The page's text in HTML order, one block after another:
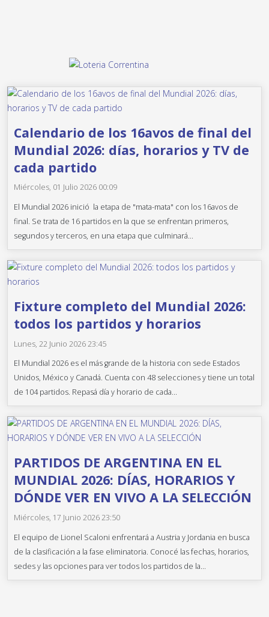
Calendario de los 16avos de final del
Mundial 2026: días, horarios y TV de
cada partido
Miércoles, 01 Julio 2026 00:09
El Mundial 2026 inició la etapa de "mata-mata" con los 16avos de
final. Se trata de 16 partidos en la que se enfrentan primeros,
segundos y terceros, en una etapa que culminará...
Fixture completo del Mundial 2026:
todos los partidos y horarios
Lunes, 22 Junio 2026 23:45
El Mundial 2026 es el más grande de la historia con sede Estados
Unidos, México y Canadá. Cuenta con 48 selecciones y tiene un total
de 104 partidos. Repasá día y horario de cada...
PARTIDOS DE ARGENTINA EN EL
MUNDIAL 2026: DÍAS, HORARIOS Y
DÓNDE VER EN VIVO A LA SELECCIÓN
Miércoles, 17 Junio 2026 23:50
El equipo de Lionel Scaloni enfrentará a Austria y Jordania en busca
de la clasificación a la fase eliminatoria. Conocé las fechas, horarios,
sedes y las opciones para ver todos los partidos de la...